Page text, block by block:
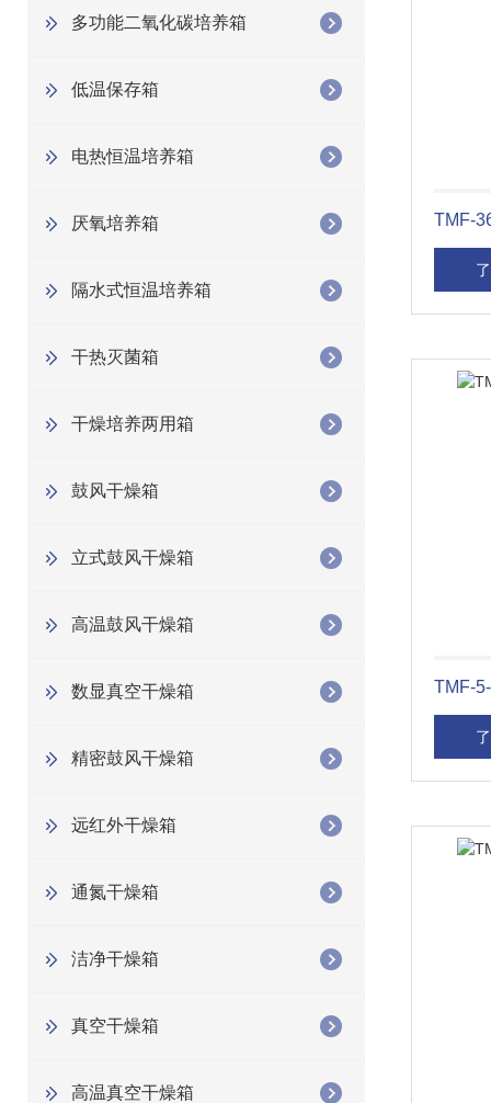
多功能二氧化碳培养箱
低温保存箱
电热恒温培养箱
厌氧培养箱
隔水式恒温培养箱
干热灭菌箱
干燥培养两用箱
鼓风干燥箱
立式鼓风干燥箱
高温鼓风干燥箱
数显真空干燥箱
精密鼓风干燥箱
远红外干燥箱
通氮干燥箱
洁净干燥箱
真空干燥箱
高温真空干燥箱
TMF-
TMF-